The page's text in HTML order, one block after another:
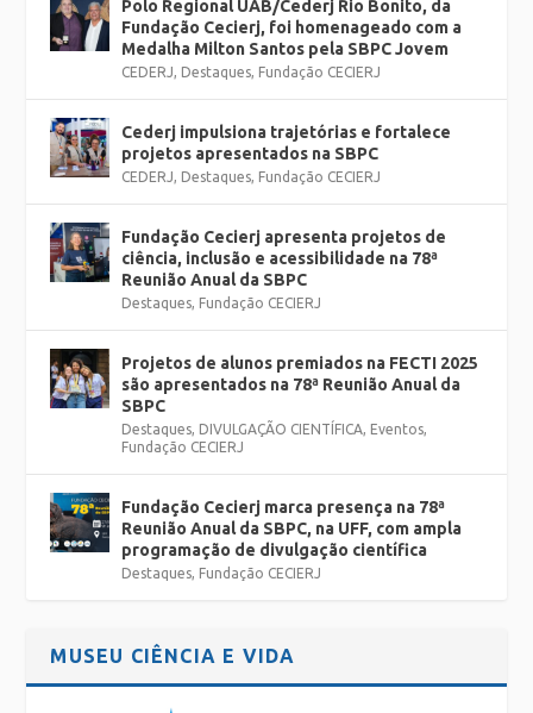
Polo Regional UAB/Cederj Rio Bonito, da
Fundação Cecierj, foi homenageado com a
Medalha Milton Santos pela SBPC Jovem
CEDERJ, Destaques, Fundação CECIERJ
Cederj impulsiona trajetórias e fortalece
projetos apresentados na SBPC
CEDERJ, Destaques, Fundação CECIERJ
Fundação Cecierj apresenta projetos de
ciência, inclusão e acessibilidade na 78ª
Reunião Anual da SBPC
Destaques, Fundação CECIERJ
Projetos de alunos premiados na FECTI 2025
são apresentados na 78ª Reunião Anual da
SBPC
Destaques, DIVULGAÇÃO CIENTÍFICA, Eventos,
Fundação CECIERJ
Fundação Cecierj marca presença na 78ª
Reunião Anual da SBPC, na UFF, com ampla
programação de divulgação científica
Destaques, Fundação CECIERJ
MUSEU CIÊNCIA E VIDA